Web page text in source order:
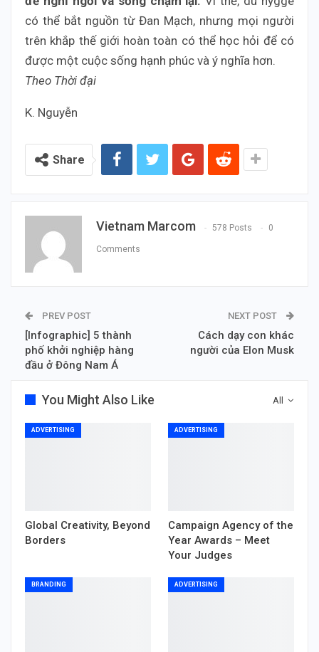
có thể bắt nguồn từ Đan Mạch, nhưng mọi người
trên khắp thế giới hoàn toàn có thể học hỏi để có
được một cuộc sống hạnh phúc và ý nghĩa hơn.
Theo Thời đại
K. Nguyễn
Share
Vietnam Marcom 578 Posts 0
Comments
PREV POST
[Infographic] 5 thành
phố khởi nghiệp hàng
đầu ở Đông Nam Á
NEXT POST
Cách dạy con khác
người của Elon Musk
All
You Might Also Like
ADVERTISING
Global Creativity, Beyond
Borders
ADVERTISING
Campaign Agency of the
Year Awards – Meet
Your Judges
BRANDING ADVERTISING